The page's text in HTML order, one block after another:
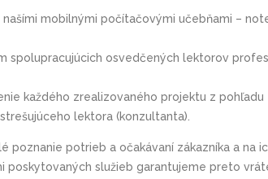
mobilnými počítačovými učebňami –
spolupracujúcich osvedčených lektorov
každého zrealizovaného projektu z pohľadu
lektora (konzultanta).
potrieb a očakávaní zákazníka a na
poskytovaných služieb garantujeme preto